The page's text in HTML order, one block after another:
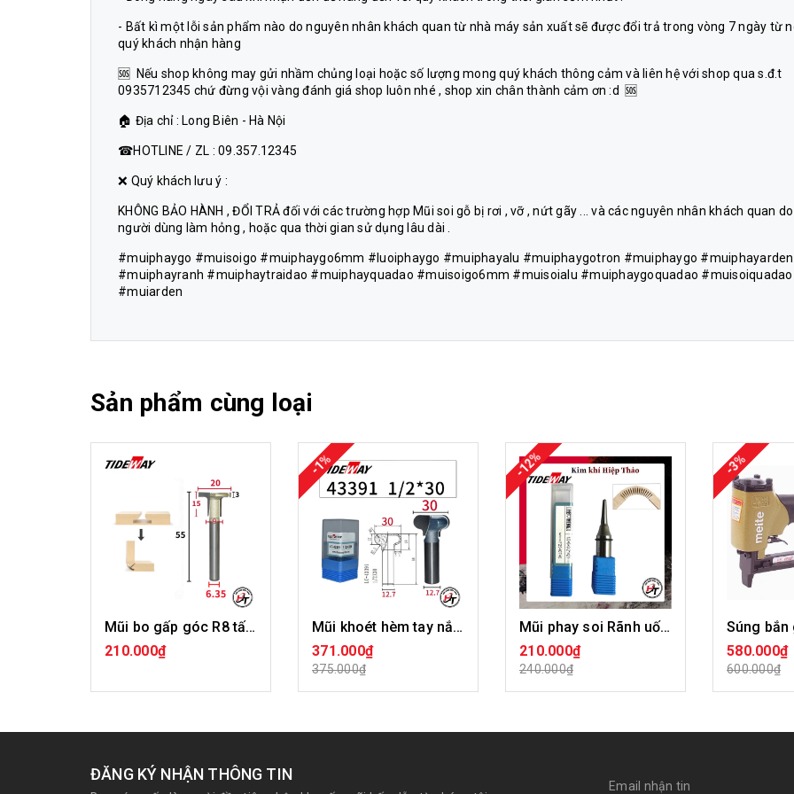
- Bất kì một lỗi sản phẩm nào do nguyên nhân khách quan từ nhà máy sản xuất sẽ được đổi trả trong vòng 7 ngày từ
quý khách nhận hàng
🆘 Nếu shop không may gửi nhầm chủng loại hoặc số lượng mong quý khách thông cảm và liên hệ với shop qua s.đ.t
0935712345 chứ đừng vội vàng đánh giá shop luôn nhé , shop xin chân thành cảm ơn :d 🆘
🏠 Địa chỉ : Long Biên - Hà Nội
☎HOTLINE / ZL : 09.357.12345
❌ Quý khách lưu ý :
KHÔNG BẢO HÀNH , ĐỔI TRẢ đối với các trường hợp Mũi soi gỗ bị rơi , vỡ , nứt gãy ... và các nguyên nhân khách quan do
người dùng làm hỏng , hoặc qua thời gian sử dụng lâu dài .
#muiphaygo #muisoigo #muiphaygo6mm #luoiphaygo #muiphayalu #muiphaygotron #muiphaygo #muiphayarden
#muiphayranh #muiphaytraidao #muiphayquadao #muisoigo6mm #muisoialu #muiphaygoquadao #muisoiquadao
#muiarden
Sản phẩm cùng loại
Mũi bo gấp góc R8 tấm ốp than tre chữ T Tideway LC44199
210.000₫
MUA HÀNG
-1%
Mũi khoét hèm tay nắm Tideway LC43391
371.000₫
375.000₫
MUA HÀNG
-12%
Mũi phay soi Rãnh uốn cong gỗ đầu 6x21mm CNC bo cong 90 độ MDF Tideway MSRUCTW
210.000₫
240.000₫
MUA HÀNG
-3%
580.000₫
600.000₫
ĐĂNG KÝ NHẬN THÔNG TIN